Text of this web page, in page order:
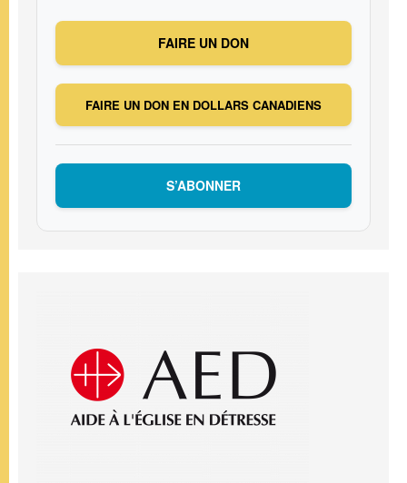
FAIRE UN DON
FAIRE UN DON EN DOLLARS CANADIENS
S’ABONNER